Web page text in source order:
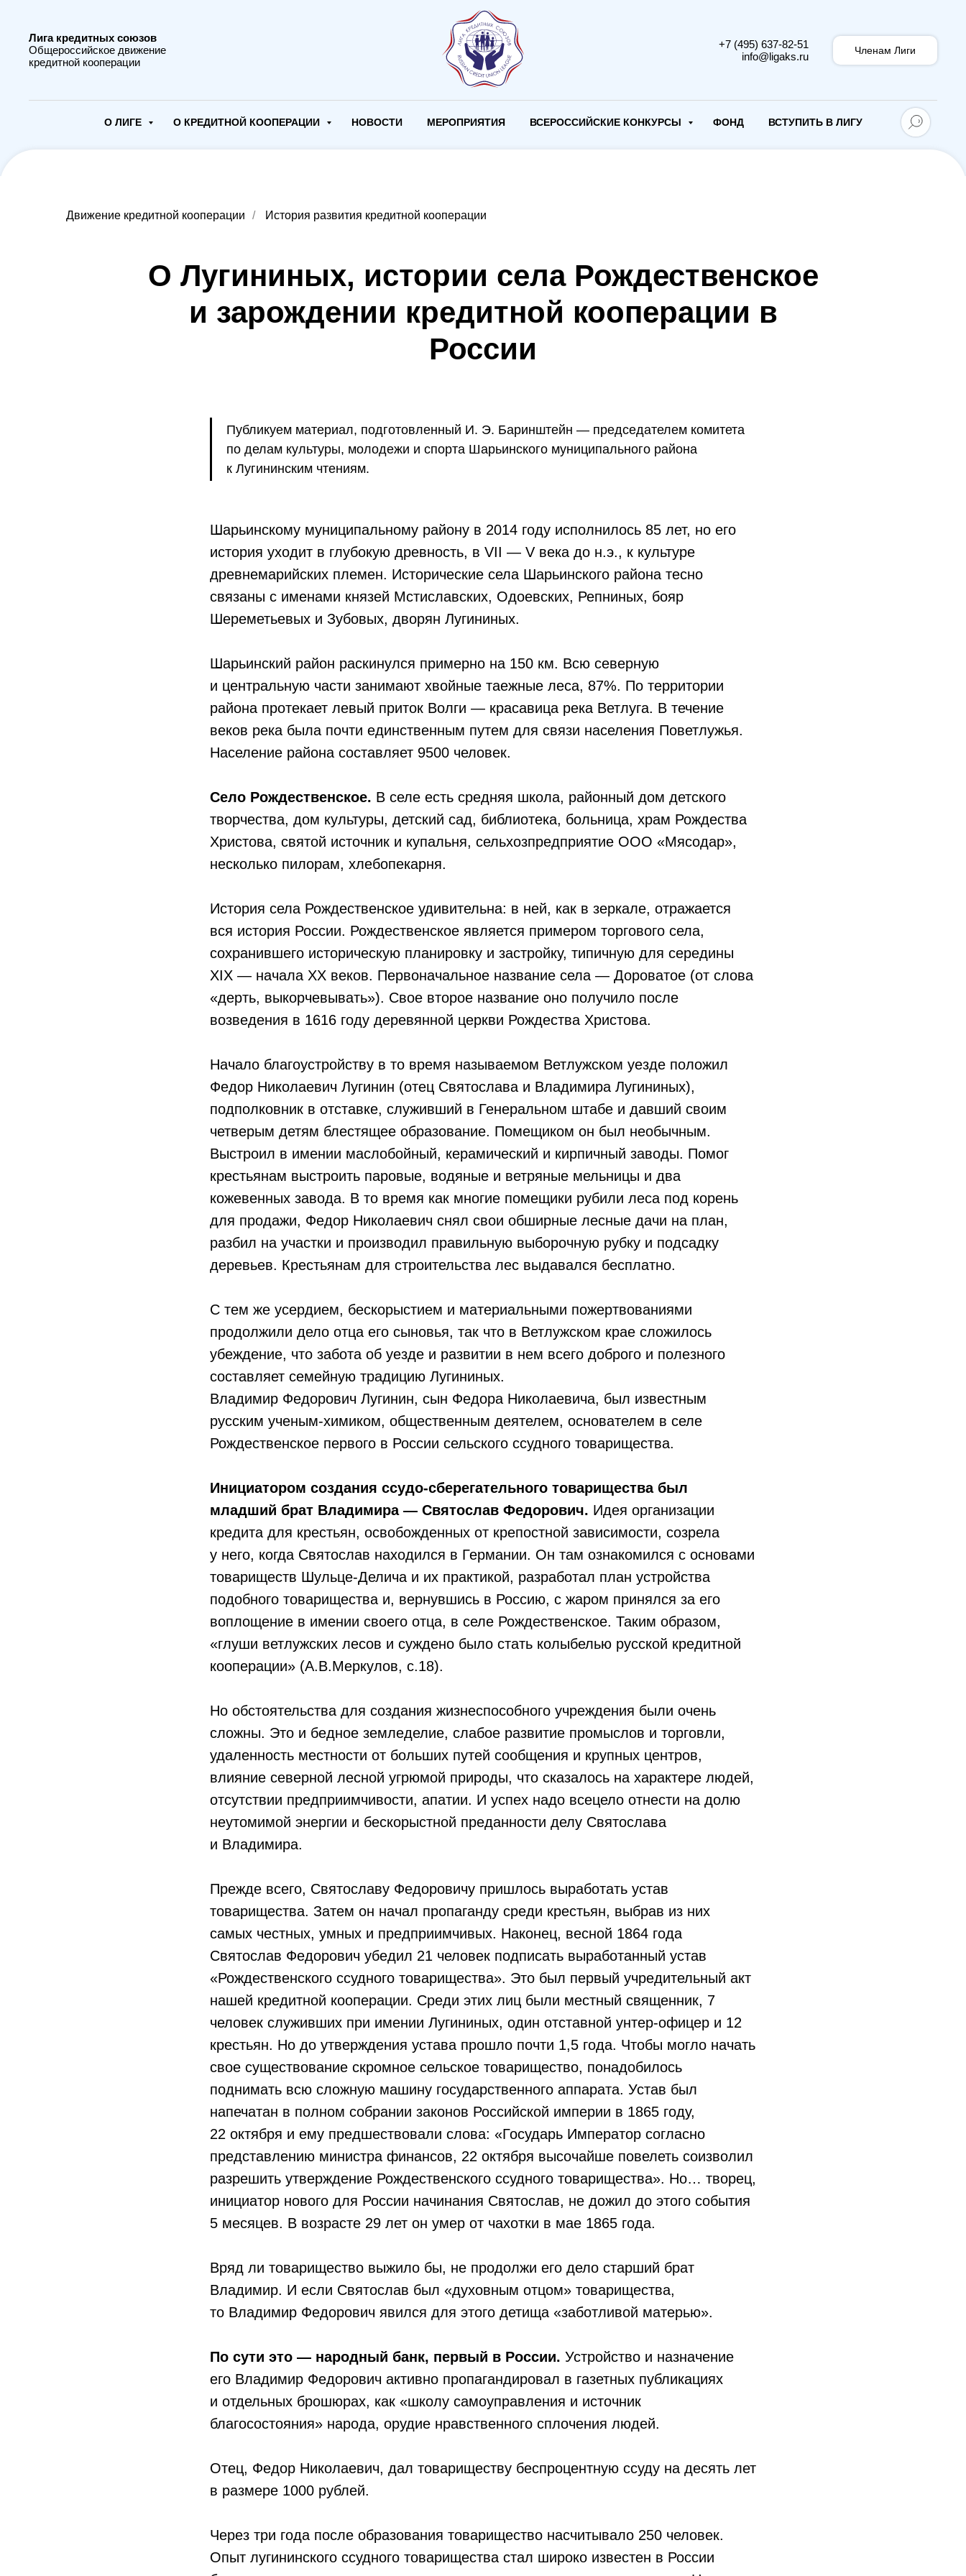
Лига кредитных союзов
Общероссийское движение
кредитной кооперации
+7 (495) 637-82-51
info@ligaks.ru
Членам Лиги
О ЛИГЕ О КРЕДИТНОЙ КООПЕРАЦИИ НОВОСТИ МЕРОПРИЯТИЯ ВСЕРОССИЙСКИЕ КОНКУРСЫ ФОНД ВСТУПИТЬ В ЛИГУ
Движение кредитной кооперации / История развития кредитной кооперации
О Лугининых, истории села Рождественское
и зарождении кредитной кооперации в
России
Публикуем материал, подготовленный И. Э. Баринштейн — председателем комитета
по делам культуры, молодежи и спорта Шарьинского муниципального района
к Лугининским чтениям.
Шарьинскому муниципальному району в 2014 году исполнилось 85 лет, но его
история уходит в глубокую древность, в VII — V века до н.э., к культуре
древнемарийских племен. Исторические села Шарьинского района тесно
связаны с именами князей Мстиславских, Одоевских, Репниных, бояр
Шереметьевых и Зубовых, дворян Лугининых.
Шарьинский район раскинулся примерно на 150 км. Всю северную
и центральную части занимают хвойные таежные леса, 87%. По территории
района протекает левый приток Волги — красавица река Ветлуга. В течение
веков река была почти единственным путем для связи населения Поветлужья.
Население района составляет 9500 человек.
Село Рождественское. В селе есть средняя школа, районный дом детского
творчества, дом культуры, детский сад, библиотека, больница, храм Рождества
Христова, святой источник и купальня, сельхозпредприятие ООО «Мясодар»,
несколько пилорам, хлебопекарня.
История села Рождественское удивительна: в ней, как в зеркале, отражается
вся история России. Рождественское является примером торгового села,
сохранившего историческую планировку и застройку, типичную для середины
XIX — начала XX веков. Первоначальное название села — Дороватое (от слова
«дерть, выкорчевывать»). Свое второе название оно получило после
возведения в 1616 году деревянной церкви Рождества Христова.
Начало благоустройству в то время называемом Ветлужском уезде положил
Федор Николаевич Лугинин (отец Святослава и Владимира Лугининых),
подполковник в отставке, служивший в Генеральном штабе и давший своим
четверым детям блестящее образование. Помещиком он был необычным.
Выстроил в имении маслобойный, керамический и кирпичный заводы. Помог
крестьянам выстроить паровые, водяные и ветряные мельницы и два
кожевенных завода. В то время как многие помещики рубили леса под корень
для продажи, Федор Николаевич снял свои обширные лесные дачи на план,
разбил на участки и производил правильную выборочную рубку и подсадку
деревьев. Крестьянам для строительства лес выдавался бесплатно.
С тем же усердием, бескорыстием и материальными пожертвованиями
продолжили дело отца его сыновья, так что в Ветлужском крае сложилось
убеждение, что забота об уезде и развитии в нем всего доброго и полезного
составляет семейную традицию Лугининых.
Владимир Федорович Лугинин, сын Федора Николаевича, был известным
русским ученым-химиком, общественным деятелем, основателем в селе
Рождественское первого в России сельского ссудного товарищества.
Инициатором создания ссудо-сберегательного товарищества был
младший брат Владимира — Святослав Федорович. Идея организации
кредита для крестьян, освобожденных от крепостной зависимости, созрела
у него, когда Святослав находился в Германии. Он там ознакомился с основами
товариществ Шульце-Делича и их практикой, разработал план устройства
подобного товарищества и, вернувшись в Россию, с жаром принялся за его
воплощение в имении своего отца, в селе Рождественское. Таким образом,
«глуши ветлужских лесов и суждено было стать колыбелью русской кредитной
кооперации» (А.В.Меркулов, с.18).
Но обстоятельства для создания жизнеспособного учреждения были очень
сложны. Это и бедное земледелие, слабое развитие промыслов и торговли,
удаленность местности от больших путей сообщения и крупных центров,
влияние северной лесной угрюмой природы, что сказалось на характере людей,
отсутствии предприимчивости, апатии. И успех надо всецело отнести на долю
неутомимой энергии и бескорыстной преданности делу Святослава
и Владимира.
Прежде всего, Святославу Федоровичу пришлось выработать устав
товарищества. Затем он начал пропаганду среди крестьян, выбрав из них
самых честных, умных и предприимчивых. Наконец, весной 1864 года
Святослав Федорович убедил 21 человек подписать выработанный устав
«Рождественского ссудного товарищества». Это был первый учредительный акт
нашей кредитной кооперации. Среди этих лиц были местный священник, 7
человек служивших при имении Лугининых, один отставной унтер-офицер и 12
крестьян. Но до утверждения устава прошло почти 1,5 года. Чтобы могло начать
свое существование скромное сельское товарищество, понадобилось
поднимать всю сложную машину государственного аппарата. Устав был
напечатан в полном собрании законов Российской империи в 1865 году,
22 октября и ему предшествовали слова: «Государь Император согласно
представлению министра финансов, 22 октября высочайше повелеть соизволил
разрешить утверждение Рождественского ссудного товарищества». Но… творец,
инициатор нового для России начинания Святослав, не дожил до этого события
5 месяцев. В возрасте 29 лет он умер от чахотки в мае 1865 года.
Вряд ли товарищество выжило бы, не продолжи его дело старший брат
Владимир. И если Святослав был «духовным отцом» товарищества,
то Владимир Федорович явился для этого детища «заботливой матерью».
По сути это — народный банк, первый в России. Устройство и назначение
его Владимир Федорович активно пропагандировал в газетных публикациях
и отдельных брошюрах, как «школу самоуправления и источник
благосостояния» народа, орудие нравственного сплочения людей.
Отец, Федор Николаевич, дал товариществу беспроцентную ссуду на десять лет
в размере 1000 рублей.
Через три года после образования товарищество насчитывало 250 человек.
Опыт лугининского ссудного товарищества стал широко известен в России